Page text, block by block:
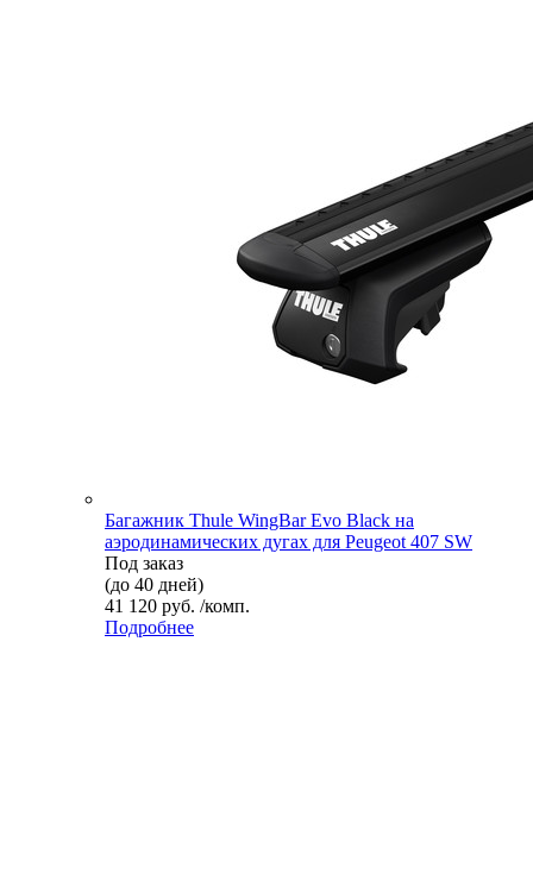
Багажник Thule WingBar Evo Black на
аэродинамических дугах для Peugeot 407 SW
Под заказ
(до 40 дней)
41 120 руб. /комп.
Подробнее